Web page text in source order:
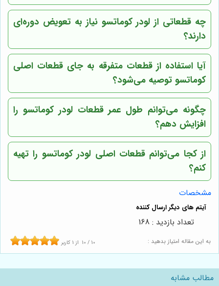
چه قطعاتی از لودر کوماتسو نیاز به تعویض دوره‌ای
دارند؟
آیا استفاده از قطعات متفرقه به جای قطعات اصلی
کوماتسو توصیه می‌شود؟
چگونه می‌توانم طول عمر قطعات لودر کوماتسو را
افزایش دهم؟
از کجا می‌توانم قطعات اصلی لودر کوماتسو را تهیه
کنم؟
مشخصات
به این مقاله امتیاز بدهید : 10 / 10 از 1 کاربر
تعداد بازدید : 168
مطالب مشابه